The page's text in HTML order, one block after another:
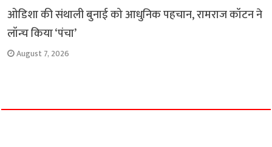
ओडिशा की संथाली बुनाई को आधुनिक पहचान, रामराज कॉटन ने
लॉन्च किया ‘पंचा’
August 7, 2026